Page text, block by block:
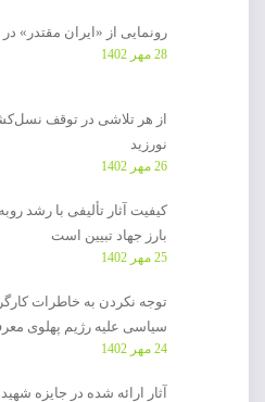
رونمایی از «ایران مقتدر»
28 مهر 1402
از هر تلاشی در توقف
نورزید
26 مهر 1402
کیفیت آثار تألیفی با رشد
بارز جهاد تبیین است
25 مهر 1402
توجه نکردن به خاطرات
سیاسی علیه رژیم پهلوی
24 مهر 1402
آثار ارائه شده در جایزه